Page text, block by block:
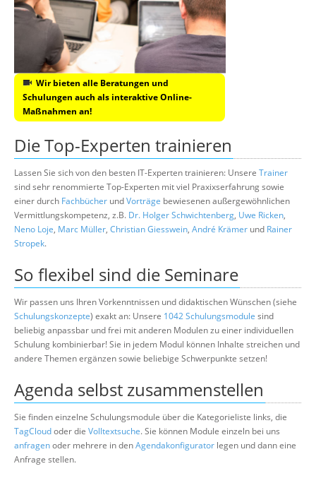
Wir bieten alle Beratungen und
Schulungen auch als interaktive Online-
Maßnahmen an!
Die Top-Experten trainieren
Lassen Sie sich von den besten IT-Experten trainieren: Unsere Trainer
sind sehr renommierte Top-Experten mit viel Praxixserfahrung sowie
einer durch Fachbücher undVorträge bewiesenen außergewöhnlichen
Vermittlungskompetenz, z.B. Dr. Holger Schwichtenberg, Uwe Ricken,
Neno Loje, Marc Müller, Christian Giesswein, André Krämer und Rainer
Stropek.
So flexibel sind die Seminare
Wir passen uns Ihren Vorkenntnissen und didaktischen Wünschen (siehe
Schulungskonzepte) exakt an: Unsere 1042 Schulungsmodule sind
beliebig anpassbar und frei mit anderen Modulen zu einer individuellen
Schulung kombinierbar! Sie in jedem Modul können Inhalte streichen und
andere Themen ergänzen sowie beliebige Schwerpunkte setzen!
Agenda selbst zusammenstellen
Sie finden einzelne Schulungsmodule über die Kategorieliste links, die
TagCloudoder die Volltextsuche. Sie können Module einzeln bei uns
anfragenoder mehrere in denAgendakonfigurator legen und dann eine
Anfrage stellen.